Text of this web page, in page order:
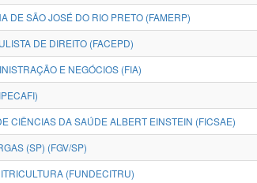
DE SÃO JOSÉ DO RIO PRETO (FAMERP)
DE DIREITO (FACEPD)
E NEGÓCIOS (FIA)
CIÊNCIAS DA SAÚDE ALBERT EINSTEIN (FICSAE)
(SP) (FGV/SP)
(FUNDECITRU)